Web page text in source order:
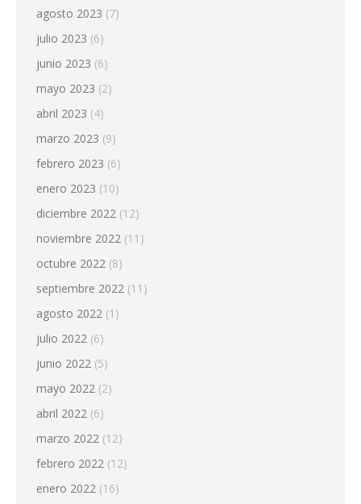
agosto 2023 (7)
julio 2023 (6)
junio 2023 (6)
mayo 2023 (2)
abril 2023 (4)
marzo 2023 (9)
febrero 2023 (6)
enero 2023 (10)
diciembre 2022 (12)
noviembre 2022 (11)
octubre 2022 (8)
septiembre 2022 (11)
agosto 2022 (1)
julio 2022 (6)
junio 2022 (5)
mayo 2022 (2)
abril 2022 (6)
marzo 2022 (12)
febrero 2022 (12)
enero 2022 (16)